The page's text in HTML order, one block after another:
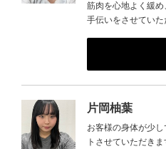
筋肉を心地よく緩
手伝いをさせていた
片岡柚葉
お客様の身体が少
トさせていただきま